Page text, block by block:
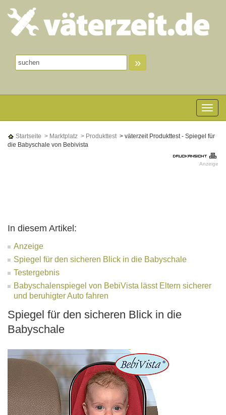
»
Toggle
Startseite > Marktplatz > Produkttest > väterzeit Produkttest - Spiegel für
die Babyschale von Bebivista
Anzeige
In diesem Artikel:
Anzeige
Spiegel für den sicheren Blick in die Babyschale
Testergebnis
Babyschalenspiegel von BebiVista lässt Eltern sicherer
und beruhigter Auto fahren
Spiegel für den sicheren Blick in die
Babyschale